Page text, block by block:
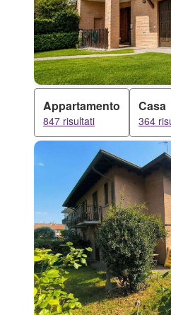
Appartamento
847 risultati
Casa
364